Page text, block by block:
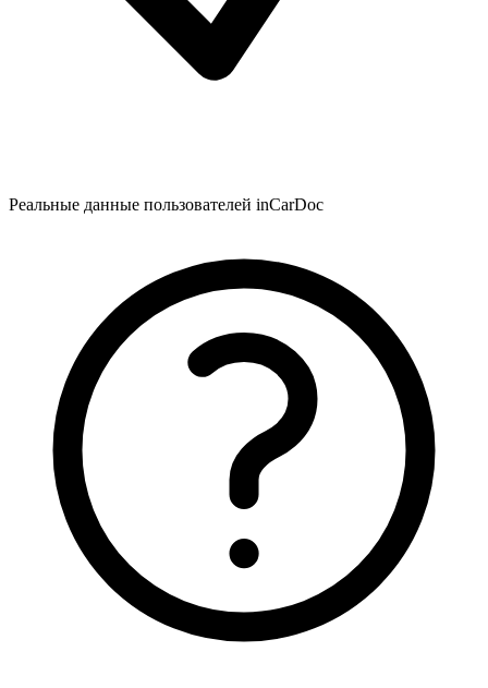
Реальные данные пользователей inCarDoc